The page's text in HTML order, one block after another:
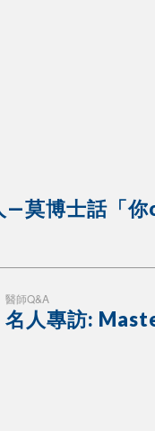
莫博士話「你
醫師Q&A
名人專訪: